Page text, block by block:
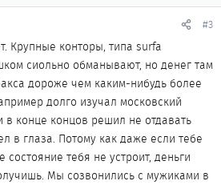
#3
Крупные конторы, типа surfa
сиольно обманывают, но денег там
дороже чем каким-нибудь более
долго изучал московский
в конце концов решил не отдавать
в глаза. Потому как даже если тебе
тебя не устроит, деньги
Мы созвонились с мужиками в